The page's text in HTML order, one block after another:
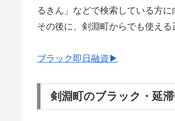
るきん」などで検索している方
その後に、剣淵町からでも使える
ブラック即日融資▶
剣淵町のブラック・延